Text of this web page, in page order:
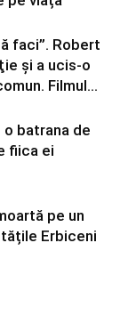
faci”. Robert
şi a ucis-o
Filmul...
o batrana de
fiica ei
pe un
Erbiceni